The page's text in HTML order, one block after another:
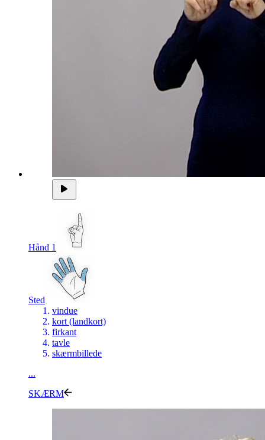
Hånd 1
Sted
vindue
kort (landkort)
firkant
tavle
skærmbillede
...
SKÆRM